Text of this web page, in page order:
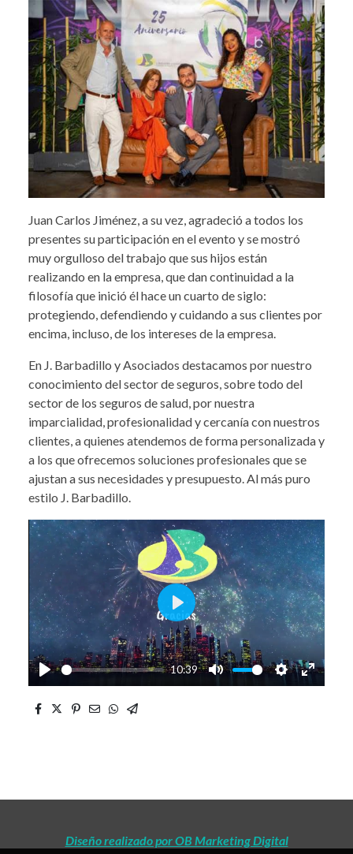
Juan Carlos Jiménez, a su vez, agradeció a todos los
presentes su participación en el evento y se mostró
muy orgulloso del trabajo que sus hijos están
realizando en la empresa, que dan continuidad a la
filosofía que inició él hace un cuarto de siglo:
protegiendo, defendiendo y cuidando a sus clientes por
encima, incluso, de los intereses de la empresa.
En J. Barbadillo y Asociados destacamos por nuestro
conocimiento del sector de seguros, sobre todo del
sector de los seguros de salud, por nuestra
imparcialidad, profesionalidad y cercanía con nuestros
clientes, a quienes atendemos de forma personalizada y
a los que ofrecemos soluciones profesionales que se
ajustan a sus necesidades y presupuesto. Al más puro
estilo J. Barbadillo.
Play
10:39
Mute Settings
Enter
Play
Diseño realizado por OB Marketing Digital